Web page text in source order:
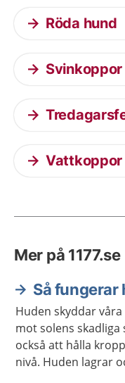
Röda hund
Vattkoppor
Mer på 1177.se
Så fungerar
Huden skyddar
mot solens
också att hålla
nivå. Huden lagrar